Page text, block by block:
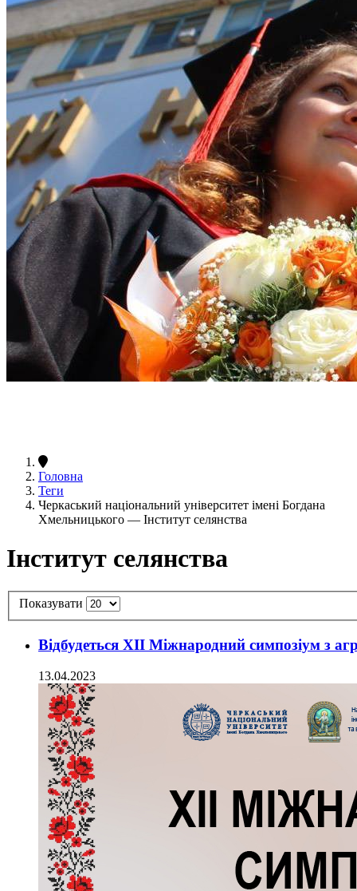
Головна
Теги
Черкаський національний університет імені Богдана
Хмельницького — Інститут селянства
Інститут селянства
Показувати
Відбудеться ХІІ Міжнародний симпозіум з
13.04.2023